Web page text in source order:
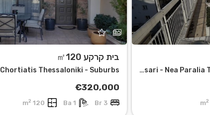
Analipsi - Mpotsari - Nea Paralia Thessaloniki Municipality
2
בית קרקע ㎡120
Chortiatis Thessaloniki - Suburbs
€320,000
3 Br
1 Ba
120 m
2